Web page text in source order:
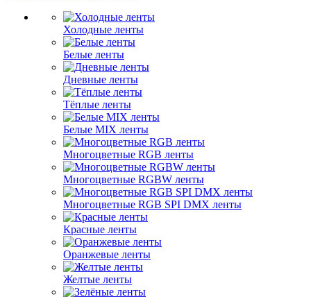
Холодные ленты
Белые ленты
Дневные ленты
Тёплые ленты
Белые MIX ленты
Многоцветные RGB ленты
Многоцветные RGBW ленты
Многоцветные RGB SPI DMX ленты
Красные ленты
Оранжевые ленты
Желтые ленты